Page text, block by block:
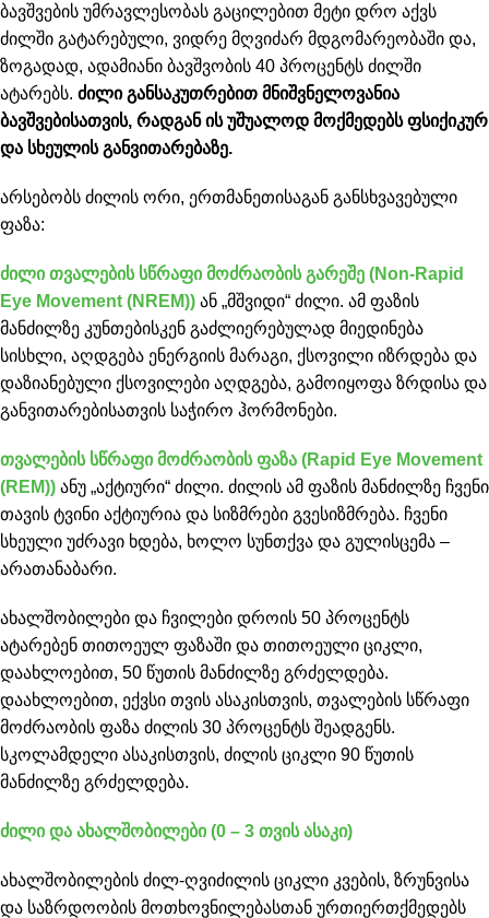
ბავშვების უმრავლესობას გაცილებით მეტი დრო აქვს
ძილში გატარებული, ვიდრე მღვიძარ მდგომარეობაში და,
ზოგადად, ადამიანი ბავშვობის 40 პროცენტს ძილში
ატარებს. ძილი განსაკუთრებით მნიშვნელოვანია
ბავშვებისათვის, რადგან ის უშუალოდ მოქმედებს ფსიქიკურ
და სხეულის განვითარებაზე.
არსებობს ძილის ორი, ერთმანეთისაგან განსხვავებული
ფაზა:
ძილი თვალების სწრაფი მოძრაობის გარეშე (Non-Rapid
Eye Movement (NREM)) ან „მშვიდი“ ძილი. ამ ფაზის
მანძილზე კუნთებისკენ გაძლიერებულად მიედინება
სისხლი, აღდგება ენერგიის მარაგი, ქსოვილი იზრდება და
დაზიანებული ქსოვილები აღდგება, გამოიყოფა ზრდისა და
განვითარებისათვის საჭირო ჰორმონები.
თვალების სწრაფი მოძრაობის ფაზა (Rapid Eye Movement
(REM)) ანუ „აქტიური“ ძილი. ძილის ამ ფაზის მანძილზე ჩვენი
თავის ტვინი აქტიურია და სიზმრები გვესიზმრება. ჩვენი
სხეული უძრავი ხდება, ხოლო სუნთქვა და გულისცემა –
არათანაბარი.
ახალშობილები და ჩვილები დროის 50 პროცენტს
ატარებენ თითოეულ ფაზაში და თითოეული ციკლი,
დაახლოებით, 50 წუთის მანძილზე გრძელდება.
დაახლოებით, ექვსი თვის ასაკისთვის, თვალების სწრაფი
მოძრაობის ფაზა ძილის 30 პროცენტს შეადგენს.
სკოლამდელი ასაკისთვის, ძილის ციკლი 90 წუთის
მანძილზე გრძელდება.
ძილი და ახალშობილები (0 – 3 თვის ასაკი)
ახალშობილების ძილ-ღვიძილის ციკლი კვების, ზრუნვისა
და საზრდოობის მოთხოვნილებასთან ურთიერთქმედებს